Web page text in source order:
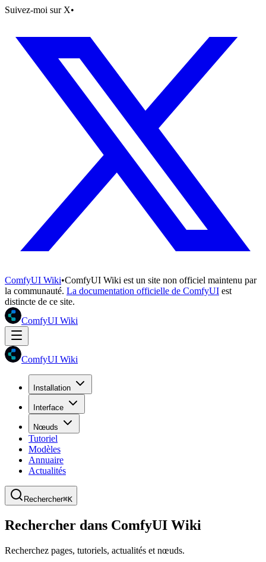
Suivez-moi sur X•
ComfyUI Wiki•ComfyUI Wiki est un site non officiel maintenu par
la communauté. La documentation officielle de ComfyUI est
distincte de ce site.
ComfyUI Wiki
ComfyUI Wiki
Installation
Interface
Nœuds
Tutoriel
Modèles
Annuaire
Actualités
Rechercher⌘K
Rechercher dans ComfyUI Wiki
Recherchez pages, tutoriels, actualités et nœuds.